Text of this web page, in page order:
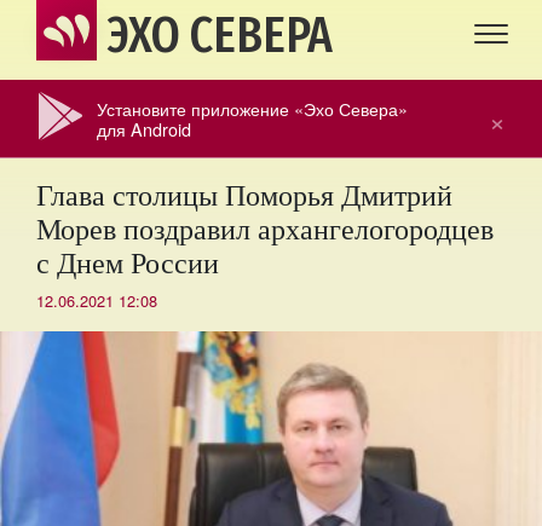
ЭХО СЕВЕРА
×
Установите приложение «Эхо Севера»
для Android
Глава столицы Поморья Дмитрий
Морев поздравил архангелогородцев
с Днем России
12.06.2021 12:08